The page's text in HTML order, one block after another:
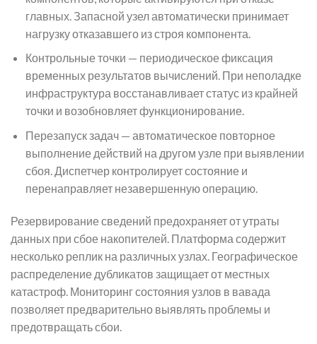
главных. Запасной узел автоматически принимает
нагрузку отказавшего из строя компонента.
Контрольные точки — периодическое фиксация
временных результатов вычислений. При неполадке
инфраструктура восстанавливает статус из крайней
точки и возобновляет функционирование.
Перезапуск задач — автоматическое повторное
выполнение действий на другом узле при выявлении
сбоя. Диспетчер контролирует состояние и
перенаправляет незавершенную операцию.
Резервирование сведений предохраняет от утраты
данных при сбое накопителей. Платформа содержит
несколько реплик на различных узлах. Географическое
распределение дубликатов защищает от местных
катастроф. Мониторинг состояния узлов в вавада
позволяет предварительно выявлять проблемы и
предотвращать сбои.